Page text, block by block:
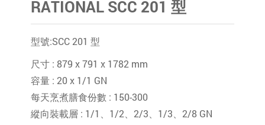
RATIONAL SCC 201 型
型號:SCC 201 型
尺寸 : 879 x 791 x 1782 mm
容量 : 20 x 1/1 GN
每天烹煮膳食份數 : 150-300
縱向裝載層 : 1/1、1/2、2/3、1/3、2/8 GN